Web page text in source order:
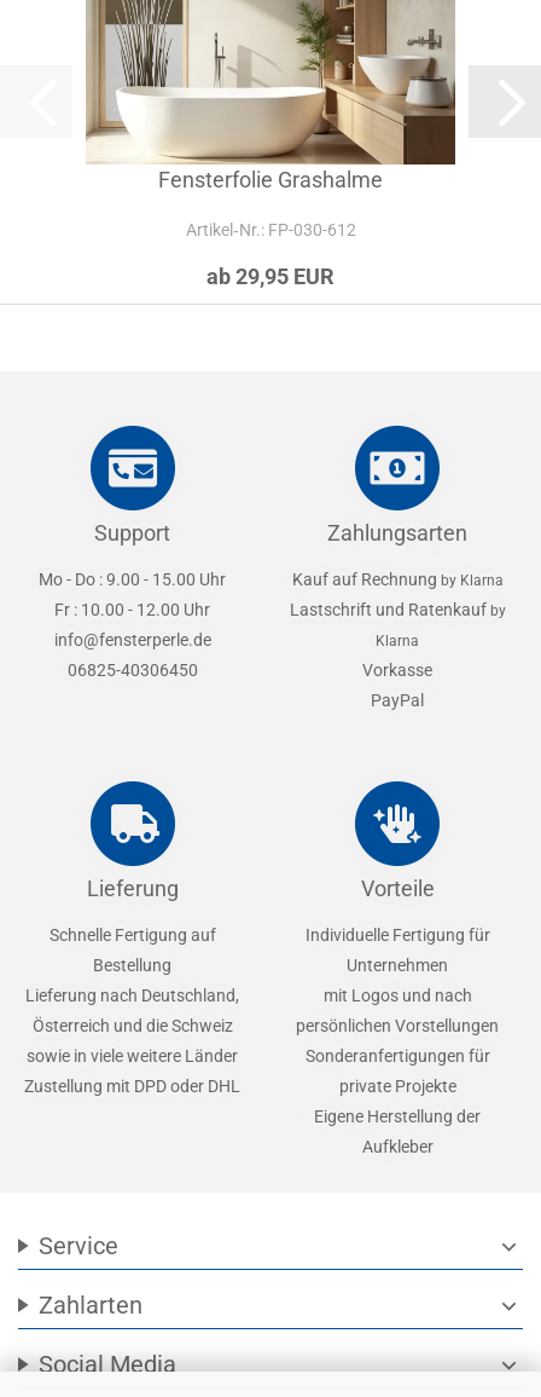
Fensterfolie Grashalme
Artikel‑Nr.: FP-030-612
ab 29,95 EUR
Support
Mo - Do : 9.00 - 15.00 Uhr
Fr : 10.00 - 12.00 Uhr
info@fensterperle.de
06825-40306450
Zahlungsarten
Kauf auf Rechnung by Klarna
Lastschrift und Ratenkauf by
Klarna
Vorkasse
PayPal
Lieferung
Schnelle Fertigung auf
Bestellung
Lieferung nach Deutschland,
Österreich und die Schweiz
sowie in viele weitere Länder
Zustellung mit DPD oder DHL
Vorteile
Individuelle Fertigung für
Unternehmen
mit Logos und nach
persönlichen Vorstellungen
Sonderanfertigungen für
private Projekte
Eigene Herstellung der
Aufkleber
Service expand_more
Zahlarten expand_more
Social Media expand_more